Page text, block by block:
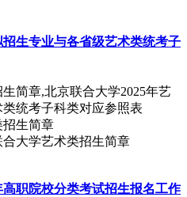
生专业与各省级艺术类统考子
简章,北京联合大学2025年艺
统考子科类对应参照表
合大学艺术类招生简章
职院校分类考试招生报名工作